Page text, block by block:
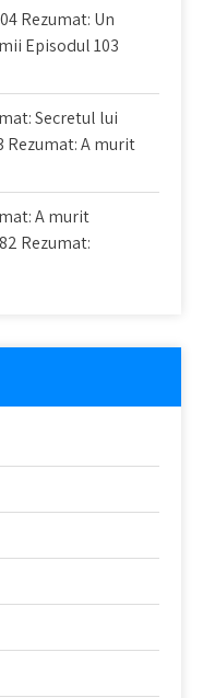
Rezumat: Un
Episodul 103
Secretul lui
Rezumat: A murit
A murit
Rezumat: